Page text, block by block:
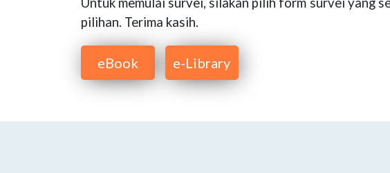
pilihan. Terima kasih.
eBook e-Library